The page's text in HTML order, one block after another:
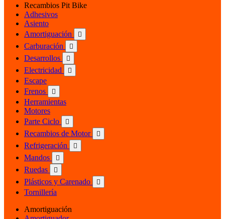
Recambios Pit Bike
Adhesivos
Asiento
Amortiguación

Carburación 
Desarrollos 
Electricidad 
Escape
Frenos

Herramientas
Motores
Parte Ciclo

Recambios de Motor 
Refrigeración 
Mandos 
Ruedas 
Plásticos y Carenado 
Tornillería
Amortiguación